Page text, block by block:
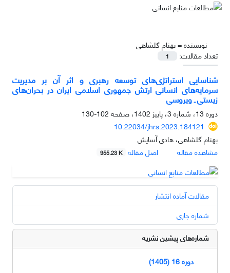
نویسنده =بهنام گلشاهی
تعداد مقالات:
1
شناسایی استراتژی‌های توسعه رهبری و اثر آن بر مدیریت
سرمایه‌های انسانی ارتش جمهوری اسلامی ایران در بحران‌های
زیستی ـ ویروسی
دوره 13، شماره 3، پاییز 1402، صفحه
102-130
10.22034/jhrs.2023.184121
بهنام گلشاهی، هادی آسایش
مشاهده مقاله
اصل مقاله 955.23 K
مقالات آماده انتشار
شماره جاری
شماره‌های پیشین نشریه
دوره 16 (1405)